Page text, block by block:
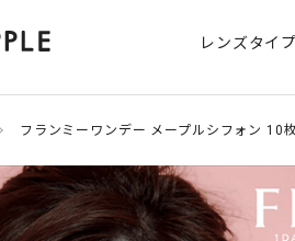
レンズタイプ
フランミーワンデー メープルシフォン 10